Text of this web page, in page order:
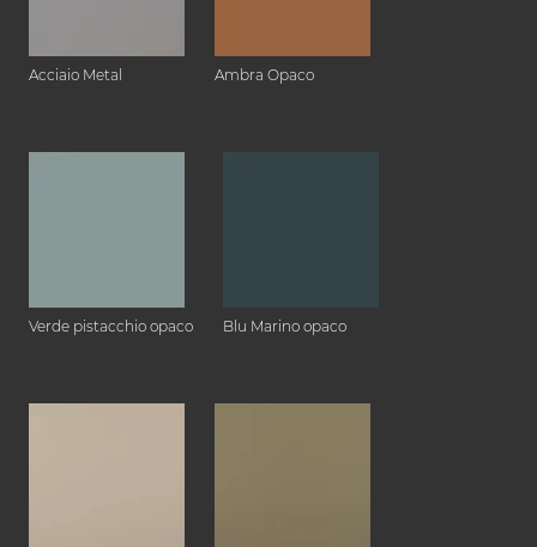
Acciaio Metal Ambra Opaco
Verde pistacchio opaco Blu Marino opaco